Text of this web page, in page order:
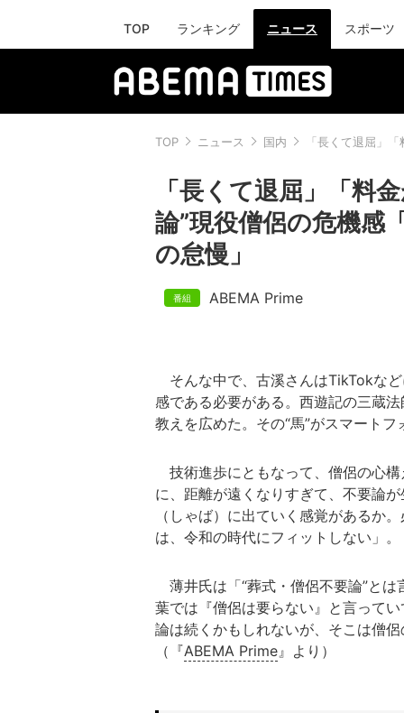
TOP ランキング ニュース スポーツ
TOP ニュース 国内 「長くて退屈」
「長くて退屈」「料
論”現役僧侶の危機感
の怠慢」
ABEMA Prime
そんな中で、古溪さんはTikTokな
感である必要がある。西遊記の三蔵
教えを広めた。その“馬”がスマート
技術進歩にともなって、僧侶の心
に、距離が遠くなりすぎて、不要論
（しゃば）に出ていく感覚があるか
は、令和の時代にフィットしない」。
薄井氏は「“葬式・僧侶不要論”と
葉では『僧侶は要らない』と言って
論は続くかもしれないが、そこは僧
（『ABEMA Prime』より）